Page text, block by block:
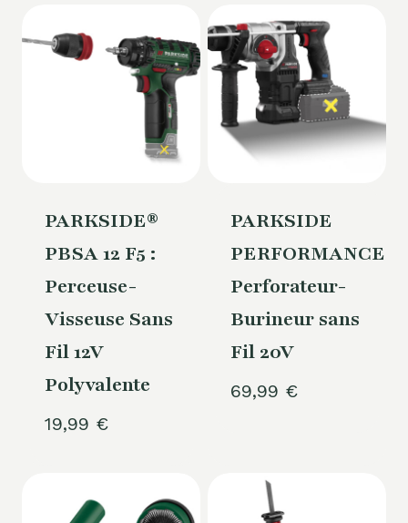
PARKSIDE®
PBSA 12 F5 :
Perceuse-
Visseuse Sans
Fil 12V
Polyvalente
19,99 €
PARKSIDE
PERFORMANCE®
Perforateur-
Burineur sans
Fil 20V
69,99 €